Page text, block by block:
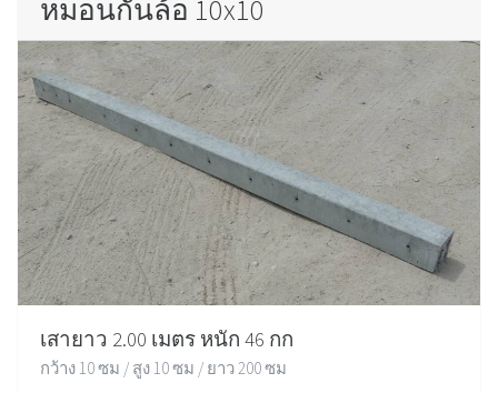
หมอนกั้นล้อ 10x10
เสายาว 2.00 เมตร หนัก 46 กก
กว้าง 10 ซม / สูง 10 ซม / ยาว 200 ซม